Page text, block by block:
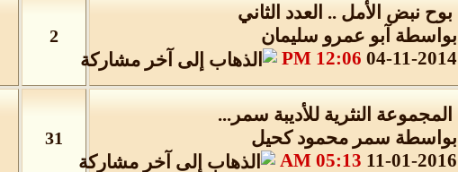
بوح نبض الأمل .. العدد الثاني
بواسطة آبو عمرو سليمان
04-11-2014
12:06 PM
2
المجموعة النثرية للأديبة سمر...
بواسطة سمر محمود كحيل
11-01-2016
05:13 AM
31